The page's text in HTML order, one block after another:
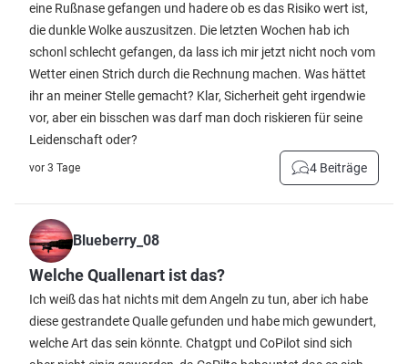
eine Rußnase gefangen und hadere ob es das Risiko wert ist,
die dunkle Wolke auszusitzen. Die letzten Wochen hab ich
schonl schlecht gefangen, da lass ich mir jetzt nicht noch vom
Wetter einen Strich durch die Rechnung machen. Was hättet
ihr an meiner Stelle gemacht? Klar, Sicherheit geht irgendwie
vor, aber ein bisschen was darf man doch riskieren für seine
Leidenschaft oder?
vor 3 Tage 4 Beiträge
Blueberry_08
Welche Quallenart ist das?
Ich weiß das hat nichts mit dem Angeln zu tun, aber ich habe
diese gestrandete Qualle gefunden und habe mich gewundert,
welche Art das sein könnte. Chatgpt und CoPilot sind sich